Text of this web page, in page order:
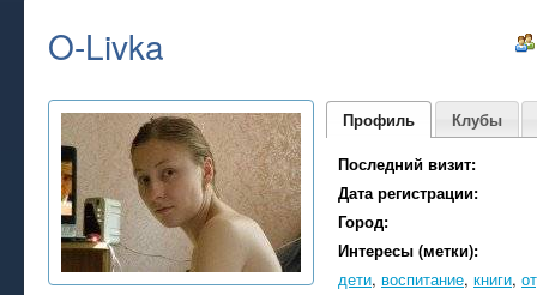
O-Livka
Профиль
Клубы
Последний визит:
Дата регистрации:
Город:
Интересы (метки):
дети, воспитание, книги,